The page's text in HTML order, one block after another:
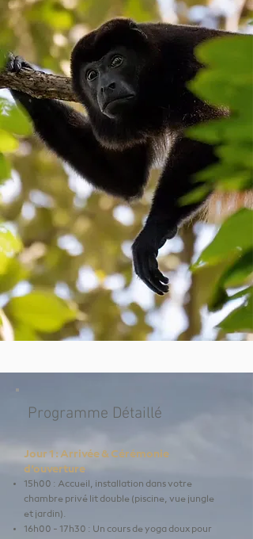
​​ Programme Détaillé
Jour 1 : Arrivée & Cérémonie
d’ouverture
15h00 : Accueil, installation dans votre
chambre privé lit double (piscine, vue jungle
et jardin).
16h00 - 17h30 : Un cours de yoga doux pour